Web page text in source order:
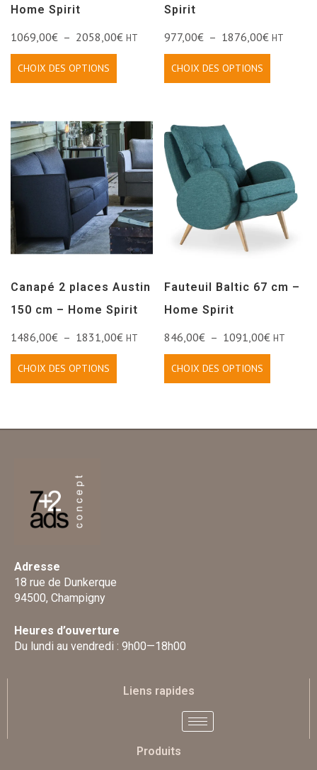
Home Spirit
1069,00€ – 2058,00€ HT
CHOIX DES OPTIONS
Spirit
977,00€ – 1876,00€ HT
CHOIX DES OPTIONS
Canapé 2 places Austin
150 cm – Home Spirit
1486,00€ – 1831,00€ HT
CHOIX DES OPTIONS
Fauteuil Baltic 67 cm –
Home Spirit
846,00€ – 1091,00€ HT
CHOIX DES OPTIONS
Adresse
18 rue de Dunkerque
94500, Champigny
Heures d’ouverture
Du lundi au vendredi : 9h00—18h00
Liens rapides
Produits